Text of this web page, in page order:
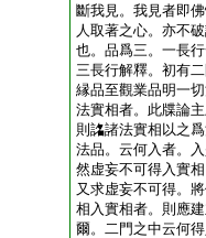
斷我見。我見者即
人取著之心。亦不
也。品爲三。一長
三長行解釋。初有
縁品至觀業品明一
法實相者。此牒論
則詺諸法實相以之
法品。云何入者。
然虚妄不可得入實
又求虚妄不可得。
相入實相者。則應
爾。二門之中云何